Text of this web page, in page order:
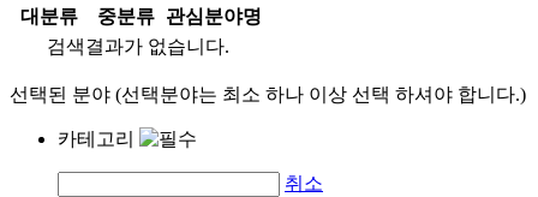
대분류
중분류
관심분야명
검색결과가 없습니다.
선택된 분야 (선택분야는 최소 하나 이상 선택 하셔야 합니다.)
카테고리
취소